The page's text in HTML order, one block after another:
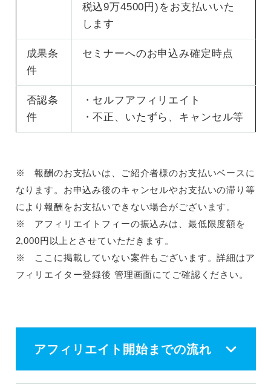
税込9万4500円)をお支払いいた
します
成果条
件
セミナーへのお申込み確定時点
否認条
件
・セルフアフィリエイト
・不正、いたずら、キャンセル等
※ 報酬のお支払いは、ご紹介者様のお支払いベースに
なります。お申込み後のキャンセルやお支払いの滞り等
により報酬をお支払いできない場合がございます。
※ アフィリエイトフィーの振込みは、最低限度額を
2,000円以上とさせていただきます。
※ ここに掲載していない案件もございます。詳細はア
フィリエイター登録後 管理画面にてご確認ください。
アフィリエイト開始までの流れ